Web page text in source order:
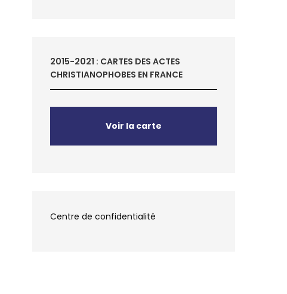
2015-2021 : CARTES DES ACTES
CHRISTIANOPHOBES EN FRANCE
Voir la carte
Centre de confidentialité